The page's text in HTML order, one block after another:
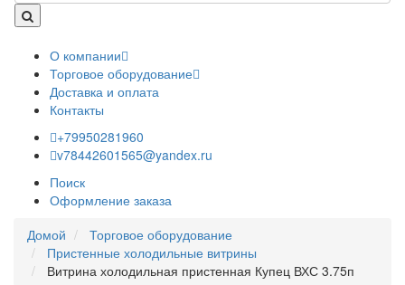
О компании
Торговое оборудование
Доставка и оплата
Контакты
+79950281960
v78442601565@yandex.ru
Поиск
Оформление заказа
Домой
Торговое оборудование
Пристенные холодильные витрины
Витрина холодильная пристенная Купец ВХС 3.75п